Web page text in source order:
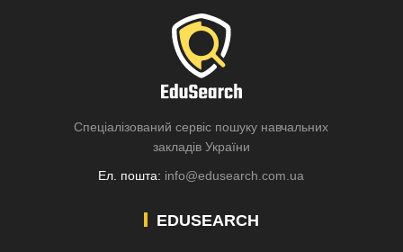
Спеціалізований сервіс пошуку навчальних
закладів України
Ел. пошта: info@edusearch.com.ua
EDUSEARCH